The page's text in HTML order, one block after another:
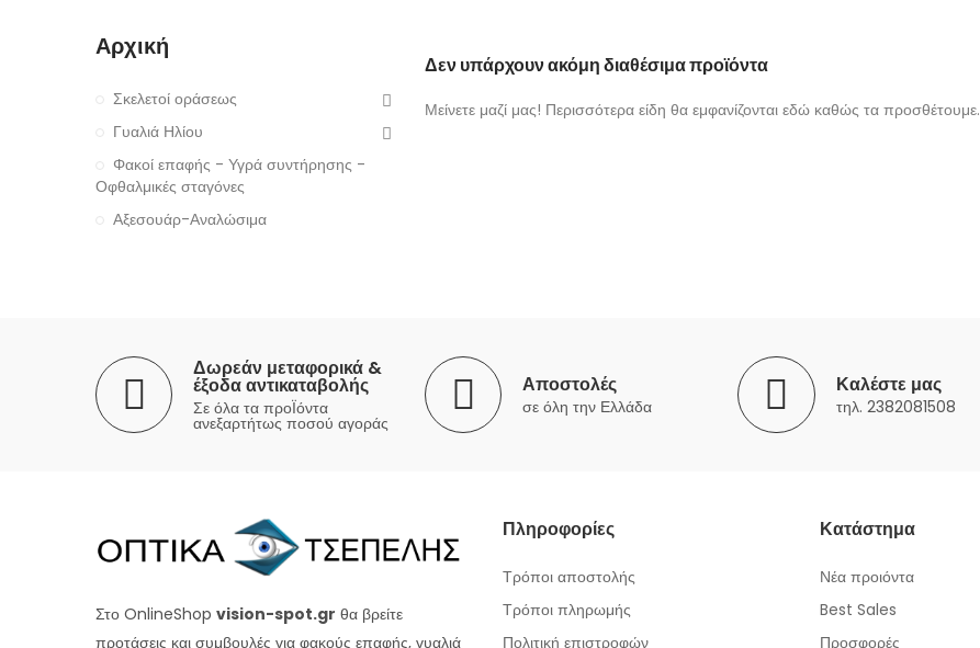
Δεν υπάρχουν ακόμη διαθέσιμα προϊόντα
Μείνετε μαζί μας! Περισσότερα είδη θα εμφανίζονται εδώ καθώς τα προσθέτουμε.
Αρχική
Σκελετοί οράσεως
Γυαλιά Ηλίου
Φακοί επαφής - Υγρά συντήρησης -
Οφθαλμικές σταγόνες
Αξεσουάρ-Αναλώσιμα
Δωρεάν μεταφορικά &
έξοδα αντικαταβολής
Σε όλα τα προΪόντα
ανεξαρτήτως ποσού αγοράς
Αποστολές
σε όλη την Ελλάδα
Καλέστε μας
τηλ. 2382081508
Στο OnlineShop vision-spot.gr θα βρείτε
προτάσεις και συμβουλές για φακούς επαφής, γυαλιά
Πληροφορίες
Τρόποι αποστολής
Τρόποι πληρωμής
Πολιτική επιστροφών
Κατάστημα
Νέα προιόντα
Best Sales
Προσφορές